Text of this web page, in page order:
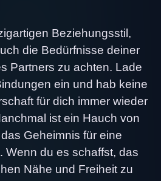
Beziehungsstil,
die Bedürfnisse deiner
Partners zu achten. Lade
ein und hab keine
für dich immer wieder
ist ein Hauch von
Geheimnis für eine
Wenn du es schaffst, das
Nähe und Freiheit zu